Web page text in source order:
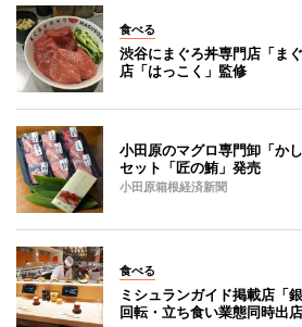
食べる
渋谷にまぐろ丼専門店「ま
店「はっこく」監修
小田原のマグロ専門卸「か
セット「匠の鮪」発売
小田原箱根経済新聞
食べる
ミシュランガイド掲載店「
回転・立ち食い業態同時出店